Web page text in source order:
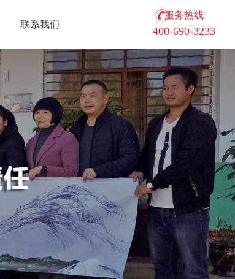
联系我们
服务热线
400-690-3233